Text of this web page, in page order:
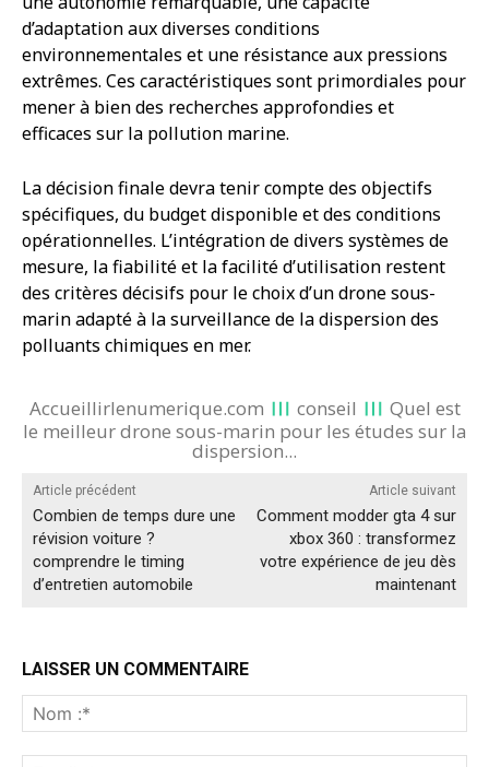
d’adaptation aux diverses conditions
environnementales et une résistance aux pressions
extrêmes. Ces caractéristiques sont primordiales pour
mener à bien des recherches approfondies et
efficaces sur la pollution marine.
La décision finale devra tenir compte des objectifs
spécifiques, du budget disponible et des conditions
opérationnelles. L’intégration de divers systèmes de
mesure, la fiabilité et la facilité d’utilisation restent
des critères décisifs pour le choix d’un drone sous-
marin adapté à la surveillance de la dispersion des
polluants chimiques en mer.
Accueillirlenumerique.com conseil
Quel est
le meilleur drone sous-marin pour les études sur la
dispersion...
Article précédent
Combien de temps dure une
révision voiture ?
comprendre le timing
d’entretien automobile
Article suivant
Comment modder gta 4 sur
xbox 360 : transformez
votre expérience de jeu dès
maintenant
LAISSER UN COMMENTAIRE
:*